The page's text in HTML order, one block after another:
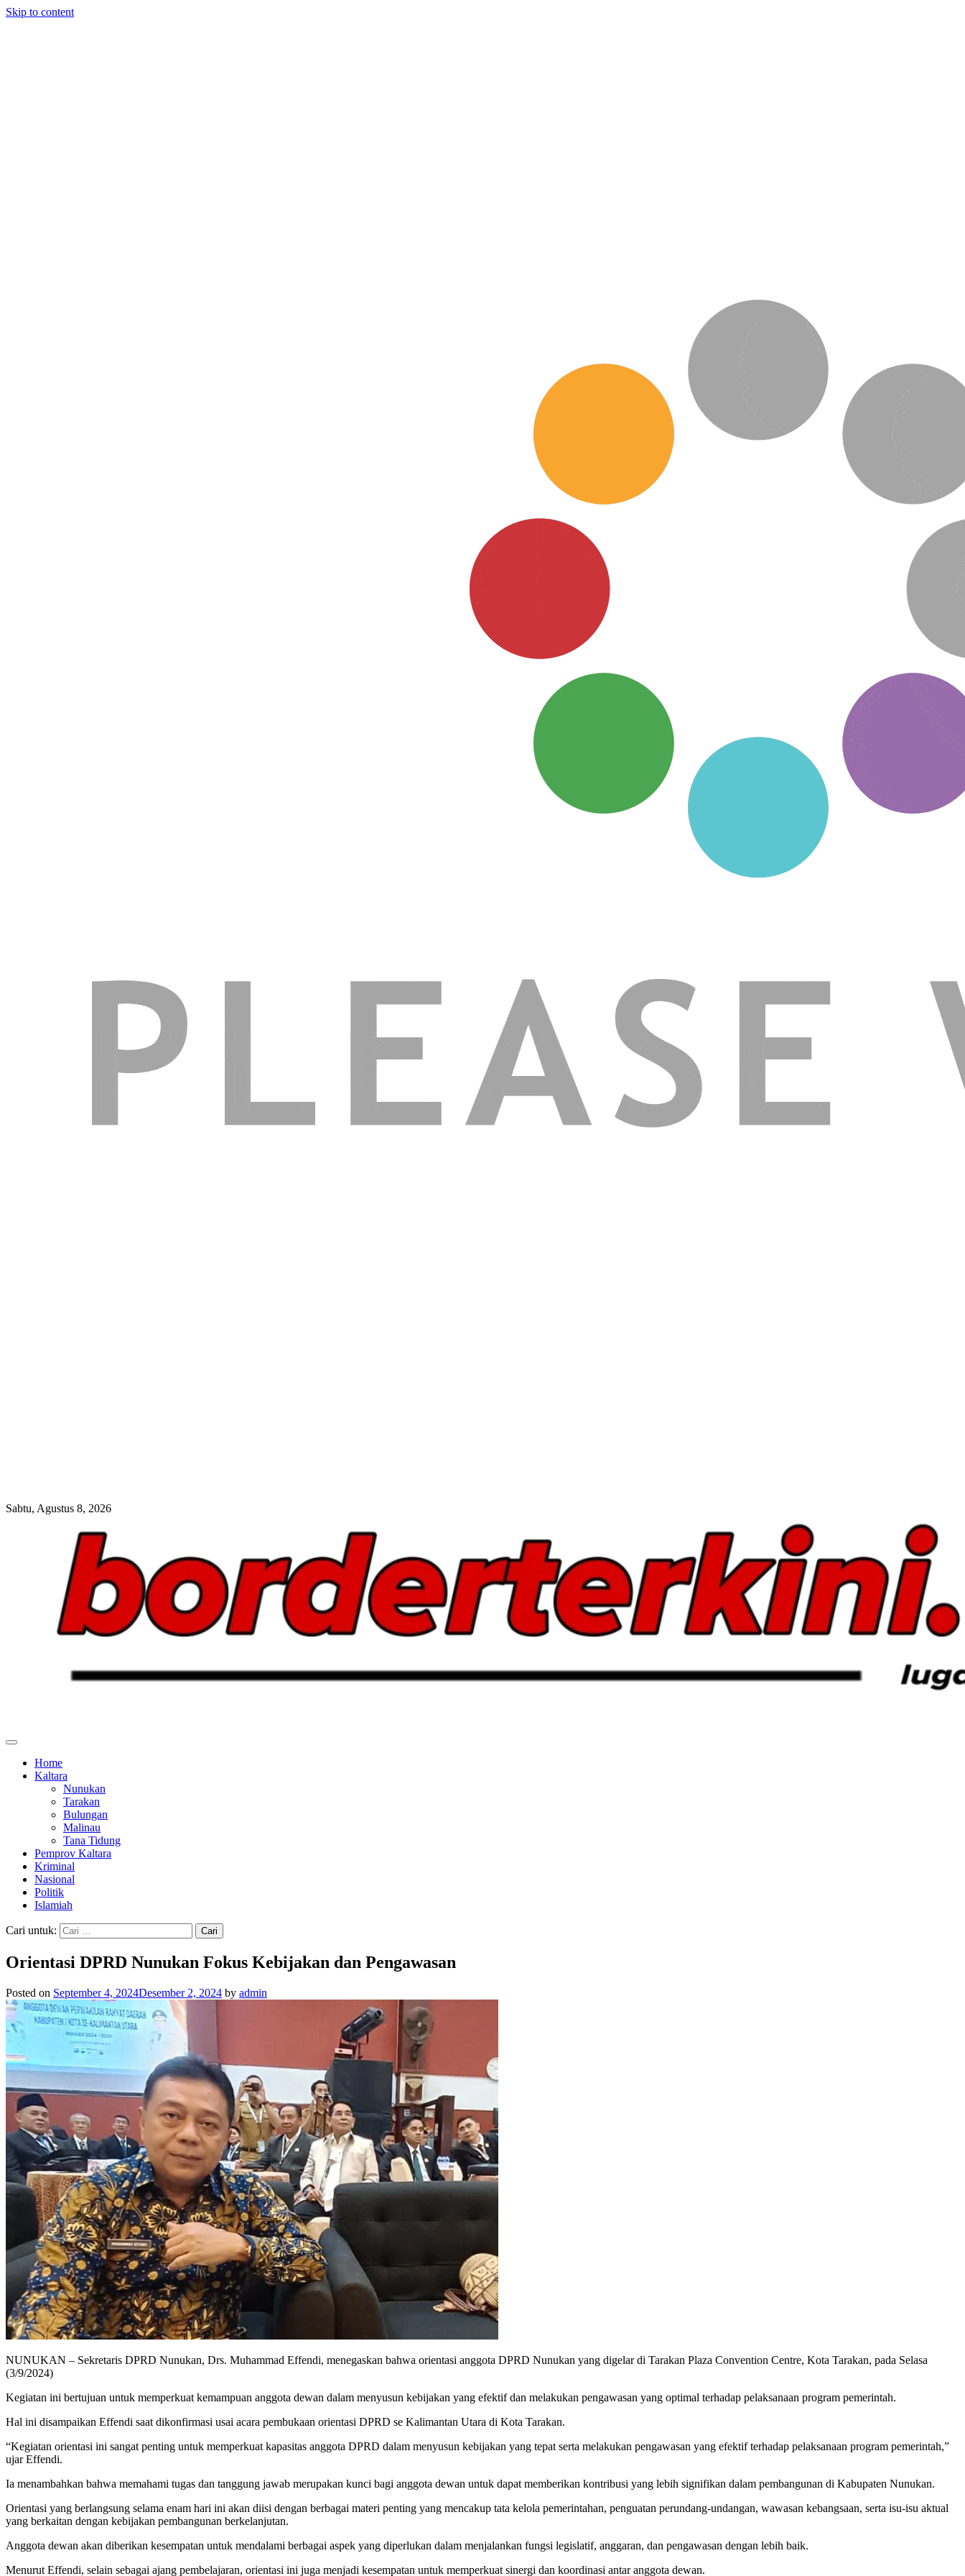
Skip to content
Sabtu, Agustus 8, 2026
Home
Kaltara
Nunukan
Tarakan
Bulungan
Malinau
Tana Tidung
Pemprov Kaltara
Kriminal
Nasional
Politik
Islamiah
Cari untuk:
Orientasi DPRD Nunukan Fokus Kebijakan dan Pengawasan
Posted on September 4, 2024Desember 2, 2024 by admin
NUNUKAN – Sekretaris DPRD Nunukan, Drs. Muhammad Effendi, menegaskan bahwa orientasi anggota DPRD Nunukan yang digelar di Tarakan Plaza Convention Centre, Kota Tarakan, pada Selasa
(3/9/2024)
Kegiatan ini bertujuan untuk memperkuat kemampuan anggota dewan dalam menyusun kebijakan yang efektif dan melakukan pengawasan yang optimal terhadap pelaksanaan program pemerintah.
Hal ini disampaikan Effendi saat dikonfirmasi usai acara pembukaan orientasi DPRD se Kalimantan Utara di Kota Tarakan.
“Kegiatan orientasi ini sangat penting untuk memperkuat kapasitas anggota DPRD dalam menyusun kebijakan yang tepat serta melakukan pengawasan yang efektif terhadap pelaksanaan program pemerintah,”
ujar Effendi.
Ia menambahkan bahwa memahami tugas dan tanggung jawab merupakan kunci bagi anggota dewan untuk dapat memberikan kontribusi yang lebih signifikan dalam pembangunan di Kabupaten Nunukan.
Orientasi yang berlangsung selama enam hari ini akan diisi dengan berbagai materi penting yang mencakup tata kelola pemerintahan, penguatan perundang-undangan, wawasan kebangsaan, serta isu-isu aktual
yang berkaitan dengan kebijakan pembangunan berkelanjutan.
Anggota dewan akan diberikan kesempatan untuk mendalami berbagai aspek yang diperlukan dalam menjalankan fungsi legislatif, anggaran, dan pengawasan dengan lebih baik.
Menurut Effendi, selain sebagai ajang pembelajaran, orientasi ini juga menjadi kesempatan untuk memperkuat sinergi dan koordinasi antar anggota dewan.